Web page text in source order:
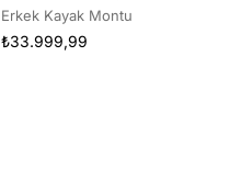
Erkek Kayak Montu
₺33.999,99